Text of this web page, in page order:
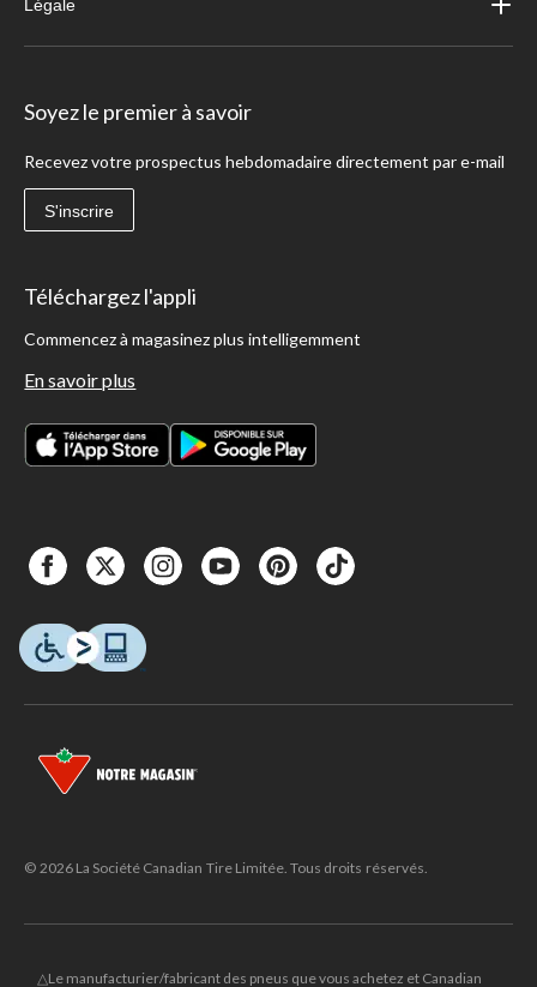
Légale
Soyez le premier à savoir
Recevez votre prospectus hebdomadaire directement par e-mail
S'inscrire
Téléchargez l'appli
Commencez à magasinez plus intelligemment
En savoir plus
© 2026 La Société Canadian Tire Limitée. Tous droits réservés.
△Le manufacturier/fabricant des pneus que vous achetez et Canadian